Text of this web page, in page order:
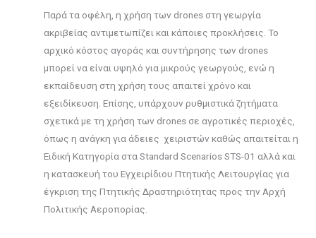
Παρά τα οφέλη, η χρήση των drones στη γεωργία
ακριβείας αντιμετωπίζει και κάποιες προκλήσεις. Το
αρχικό κόστος αγοράς και συντήρησης των drones
μπορεί να είναι υψηλό για μικρούς γεωργούς, ενώ η
εκπαίδευση στη χρήση τους απαιτεί χρόνο και
εξειδίκευση. Επίσης, υπάρχουν ρυθμιστικά ζητήματα
σχετικά με τη χρήση των drones σε αγροτικές περιοχές,
όπως η ανάγκη για άδειες χειριστών καθώς απαιτείται η
Ειδική Κατηγορία στα Standard Scenarios STS-01 αλλά και
η κατασκευή του Εγχειρίδιου Πτητικής Λειτουργίας για
έγκριση της Πτητικής Δραστηριότητας προς την Αρχή
Πολιτικής Αεροπορίας.